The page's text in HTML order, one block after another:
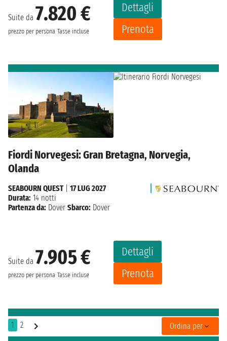
Suite da 7.820 €
prezzo per persona Tasse incluse
Dettagli
Prenota
Fiordi Norvegesi: Gran Bretagna, Norvegia,
Olanda
Suite da 7.905 €
prezzo per persona Tasse incluse
Dettagli
Prenota
SEABOURN QUEST| 17 LUG 2027
Durata: 14 notti
Partenza da: Dover Sbarco: Dover
1 2 Ordina per